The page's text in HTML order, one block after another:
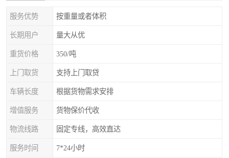
服务优势 按重量或者体积
长期用户 量大从优
重货价格 350/吨
上门取货 支持上门取贷
车辆长度 根据货物需求安排
增值服务 货物保价代收
物流线路 固定专线，高效直达
服务时间 7*24小时